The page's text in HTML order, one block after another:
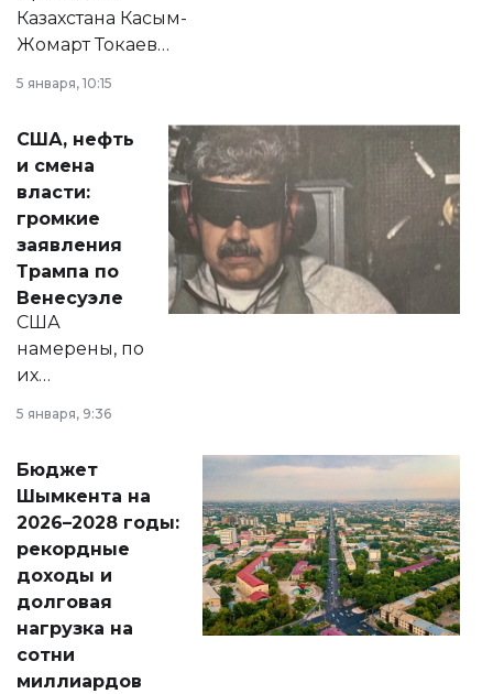
Казахстана Касым-
Жомарт Токаев
сразу несколько
актуальных тем —
от слухов о
политических
реформах до
вопросов армии,
экономики и
личного здоровья.
5 января, 10:15
США, нефть
и смена
власти:
громкие
заявления
Трампа по
Венесуэле
США
намерены, по
их
принести
народу
Венесуэлы.
5 января, 9:36
Бюджет
Шымкента на
2026–2028 годы:
рекордные
доходы и
долговая
нагрузка на
сотни
миллиардов